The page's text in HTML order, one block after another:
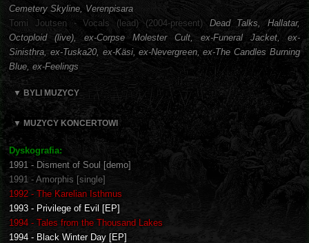
Cemetery Skyline, Verenpisara
Tomi Joutsen - Vocals (lead) (2004-present) Dead Talks, Hallatar,
Octoploid (live), ex-Corpse Molester Cult, ex-Funeral Jacket, ex-
Sinisthra, ex-Tuska20, ex-Käsi, ex-Nevergreen, ex-The Candles Burning
Blue, ex-Feelings
▼ BYLI MUZYCY
▼ MUZYCY KONCERTOWI
Dyskografia:
1991 - Disment of Soul [demo]
1991 - Amorphis [single]
1992 - The Karelian Isthmus
1993 - Privilege of Evil [EP]
1994 - Tales from the Thousand Lakes
1994 - Black Winter Day [EP]